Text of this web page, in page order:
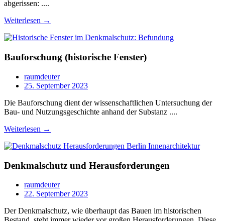
abgerissen: ....
Weiterlesen →
Bauforschung (historische Fenster)
raumdeuter
25. September 2023
Die Bauforschung dient der wissenschaftlichen Untersuchung der
Bau- und Nutzungsgeschichte anhand der Substanz ....
Weiterlesen →
Denkmalschutz und Herausforderungen
raumdeuter
22. September 2023
Der Denkmalschutz, wie überhaupt das Bauen im historischen